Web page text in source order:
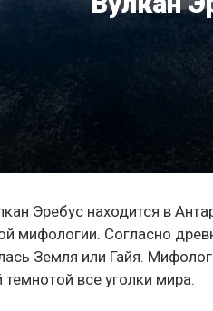
Эребус находится в
мифологии. Согласно
Земля или Гайя.
темнотой все уголки мира.